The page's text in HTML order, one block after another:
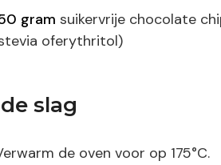
gram suikervrije chocolate
oferythritol)
slag
de oven voor op 175°C.